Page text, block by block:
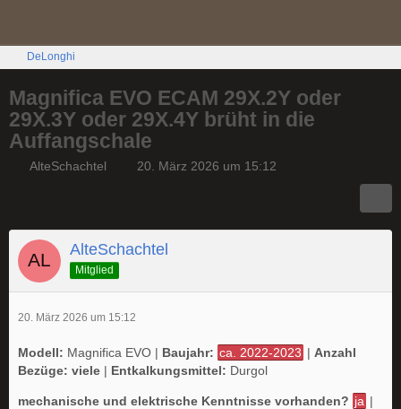
DeLonghi
Magnifica EVO ECAM 29X.2Y oder
29X.3Y oder 29X.4Y brüht in die
Auffangschale
AlteSchachtel 20. März 2026 um 15:12
AlteSchachtel
Mitglied
20. März 2026 um 15:12
Modell: Magnifica EVO | Baujahr: ca. 2022-2023 | Anzahl
Bezüge: viele | Entkalkungsmittel: Durgol
mechanische und elektrische Kenntnisse vorhanden? ja |